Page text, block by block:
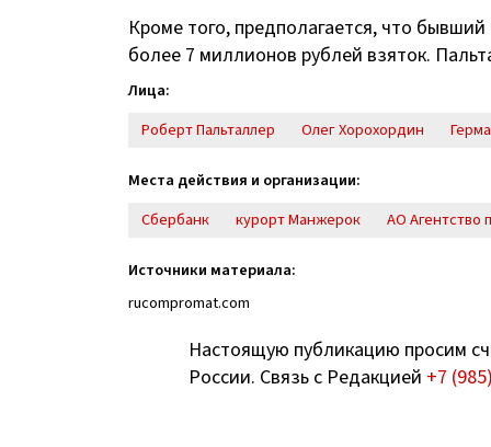
Кроме того, предполагается, что
более 7 миллионов рублей взяток.
Лица:
Роберт Пальталлер
Олег Хорохордин
Места действия и организации:
Сбербанк
курорт Манжерок АО Агентство
Источники материала:
rucompromat.com
Настоящую публикацию просим
России. Связь с Редакцией +7